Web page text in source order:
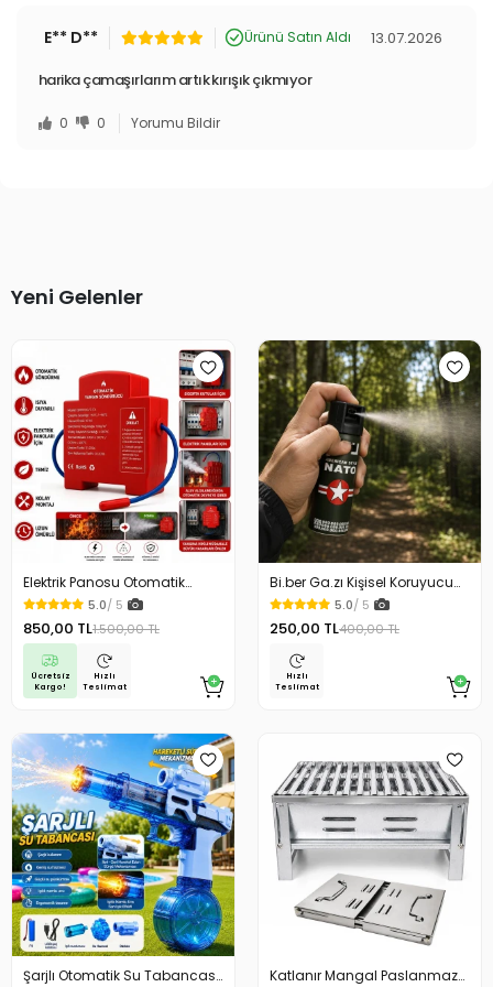
E** D** Ürünü Satın Aldı 13.07.2026
harika çamaşırlarım artık kırışık çıkmıyor
0 0 Yorumu Bildir
Yeni Gelenler
Elektrik Panosu Otomatik
Yangın Söndürücü Isıya
Duyarlı Sigorta Kutusu Yangın
Söndürme Cihazı
5.0/ 5
850,00 TL1.500,00 TL
Ücretsiz
Kargo!
Hızlı
Teslimat
Bi.ber Ga.zı Kişisel Koruyucu
Ekipman Savunma İçin
5.0/ 5
250,00 TL400,00 TL
Hızlı
Teslimat
Şarjlı Otomatik Su Tabancası
Katlanır Mangal Paslanmaz